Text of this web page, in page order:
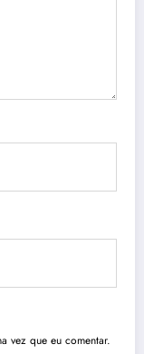
vez que eu comentar.